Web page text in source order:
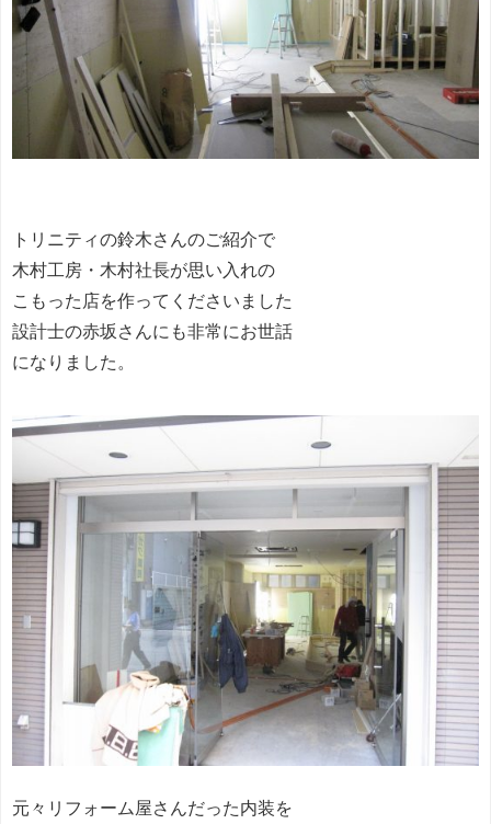
トリニティの鈴木さんのご紹介で
木村工房・木村社長が思い入れの
こもった店を作ってくださいました
設計士の赤坂さんにも非常にお世話
になりました。
元々リフォーム屋さんだった内装を